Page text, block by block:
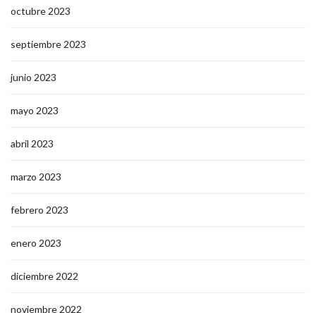
octubre 2023
septiembre 2023
junio 2023
mayo 2023
abril 2023
marzo 2023
febrero 2023
enero 2023
diciembre 2022
noviembre 2022